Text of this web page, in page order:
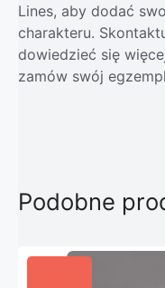
Lines, aby dodać
charakteru.
dowiedzieć się
zamów swój
Podobne